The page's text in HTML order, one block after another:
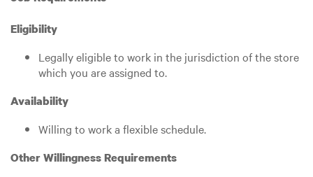
Eligibility
Legally eligible to work in the jurisdiction of the store
which you are assigned to.
Availability
Willing to work a flexible schedule.
Other Willingness Requirements